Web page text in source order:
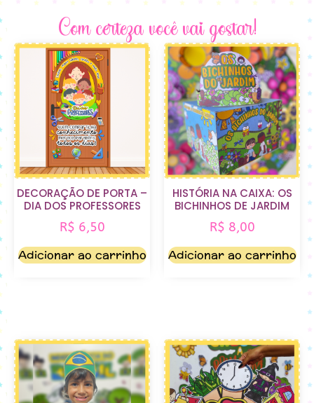
Com certeza você vai gostar!
DECORAÇÃO DE PORTA –
DIA DOS PROFESSORES
R$ 6,50
Adicionar ao carrinho
HISTÓRIA NA CAIXA: OS
BICHINHOS DE JARDIM
R$ 8,00
Adicionar ao carrinho